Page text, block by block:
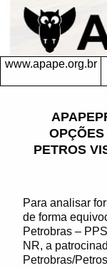
www.apape.org.br
PETROS
Para analisar
de forma
Petrobras –
NR, a
Petrobras/